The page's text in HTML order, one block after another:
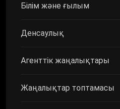
Білім және ғылым
Денсаулық
Агенттік жаңалықтары
Жаңалықтар топтамасы